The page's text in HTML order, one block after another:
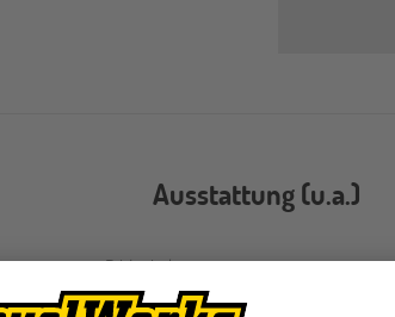
Ausstattung (u.a.)
Bibliothek
Fitnessstudio